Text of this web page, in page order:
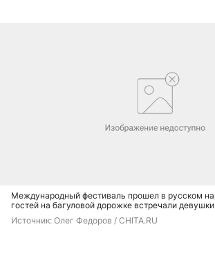
Международный фестиваль прошел в русском
гостей на багуловой дорожке встречали
Источник: Олег Федоров / CHITA.RU